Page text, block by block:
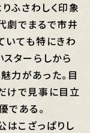
ふさわしく印象
劇でまるで市井
いても特にきわ
ターらしから
力があった。目
けで見事に目立
である。
はこざっぱりし